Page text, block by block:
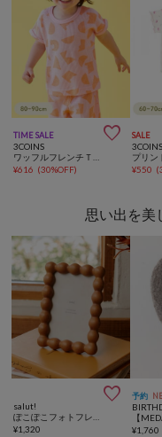
TIME SALE 
3COINS
¥616 (30%OFF)
SALE
3COINS
¥550 (
思い出を美

salut!
¥1,320
予約
¥1,760